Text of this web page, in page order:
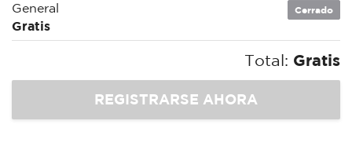
General
Gratis
Cerrado
Total: Gratis